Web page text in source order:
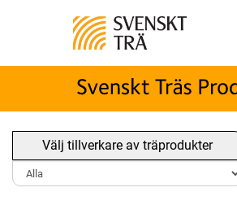
Välj tillverkare av träprodukter